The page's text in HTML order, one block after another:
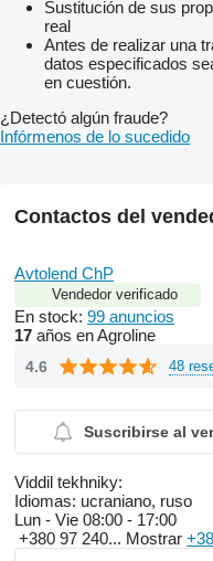
Sustitución de sus
real
Antes de realizar una
datos especificados
en cuestión.
¿Detectó algún fraude?
Infórmenos de lo sucedido
Contactos del
Avtolend ChP
Vendedor verificado
En stock: 99 anuncios
17 años en Agroline
4.6 48
Suscribirse al
Viddil tekhniky:
Idiomas: ucraniano, ruso
Lun - Vie 08:00 - 17:00
+380 97 240... Mostrar